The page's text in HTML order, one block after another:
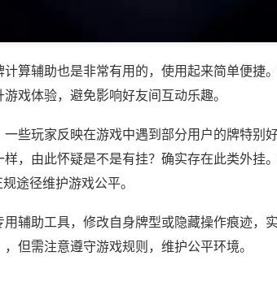
算辅助也是非常有用的，使用起来简单便捷
戏体验，避免影响好友间互动乐趣。
些玩家反映在游戏中遇到部分用户的牌特别
，由此怀疑是不是有挂？确实存在此类外挂
途径维护游戏公平。
辅助工具，修改自身牌型或隐藏操作痕迹，
但需注意遵守游戏规则，维护公平环境。